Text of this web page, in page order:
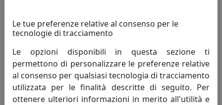
PLAFONIERA COLLEZIONE VINTAGE C135 VERDE
Ferroluce
Le tue preferenze relative al consenso per le
tecnologie di tracciamento
Le opzioni disponibili in questa sezione ti
permettono di personalizzare le preferenze relative
al consenso per qualsiasi tecnologia di tracciamento
utilizzata per le finalità descritte di seguito. Per
ottenere ulteriori informazioni in merito all'utilità e